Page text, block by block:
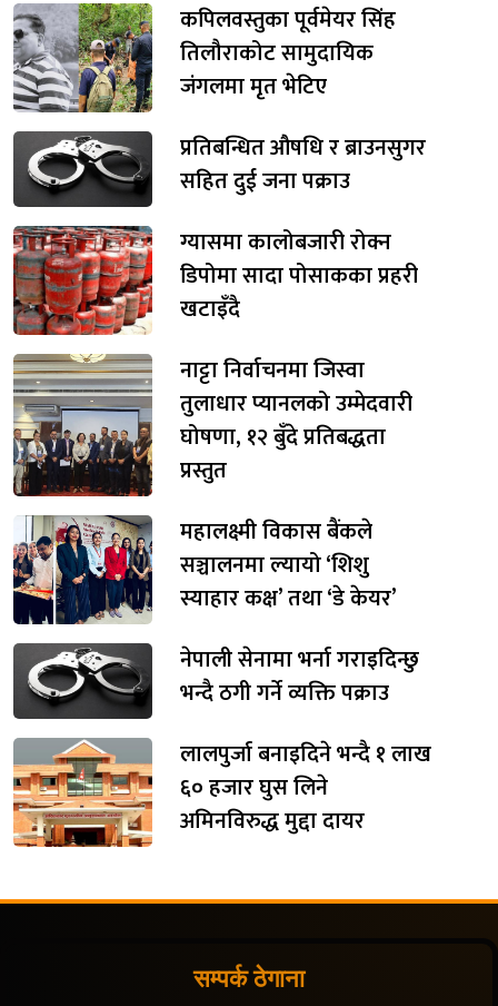
कपिलवस्तुका पूर्वमेयर सिंह
तिलौराकोट सामुदायिक
जंगलमा मृत भेटिए
प्रतिबन्धित औषधि र ब्राउनसुगर
सहित दुई जना पक्राउ
ग्यासमा कालोबजारी रोक्न
डिपोमा सादा पोसाकका प्रहरी
खटाइँदै
नाट्टा निर्वाचनमा जिस्वा
तुलाधार प्यानलको उम्मेदवारी
घोषणा, १२ बुँदे प्रतिबद्धता
प्रस्तुत
महालक्ष्मी विकास बैंकले
सञ्चालनमा ल्यायो ‘शिशु
स्याहार कक्ष’ तथा ‘डे केयर’
नेपाली सेनामा भर्ना गराइदिन्छु
भन्दै ठगी गर्ने व्यक्ति पक्राउ
लालपुर्जा बनाइदिने भन्दै १ लाख
६० हजार घुस लिने
अमिनविरुद्ध मुद्दा दायर
सम्पर्क ठेगाना